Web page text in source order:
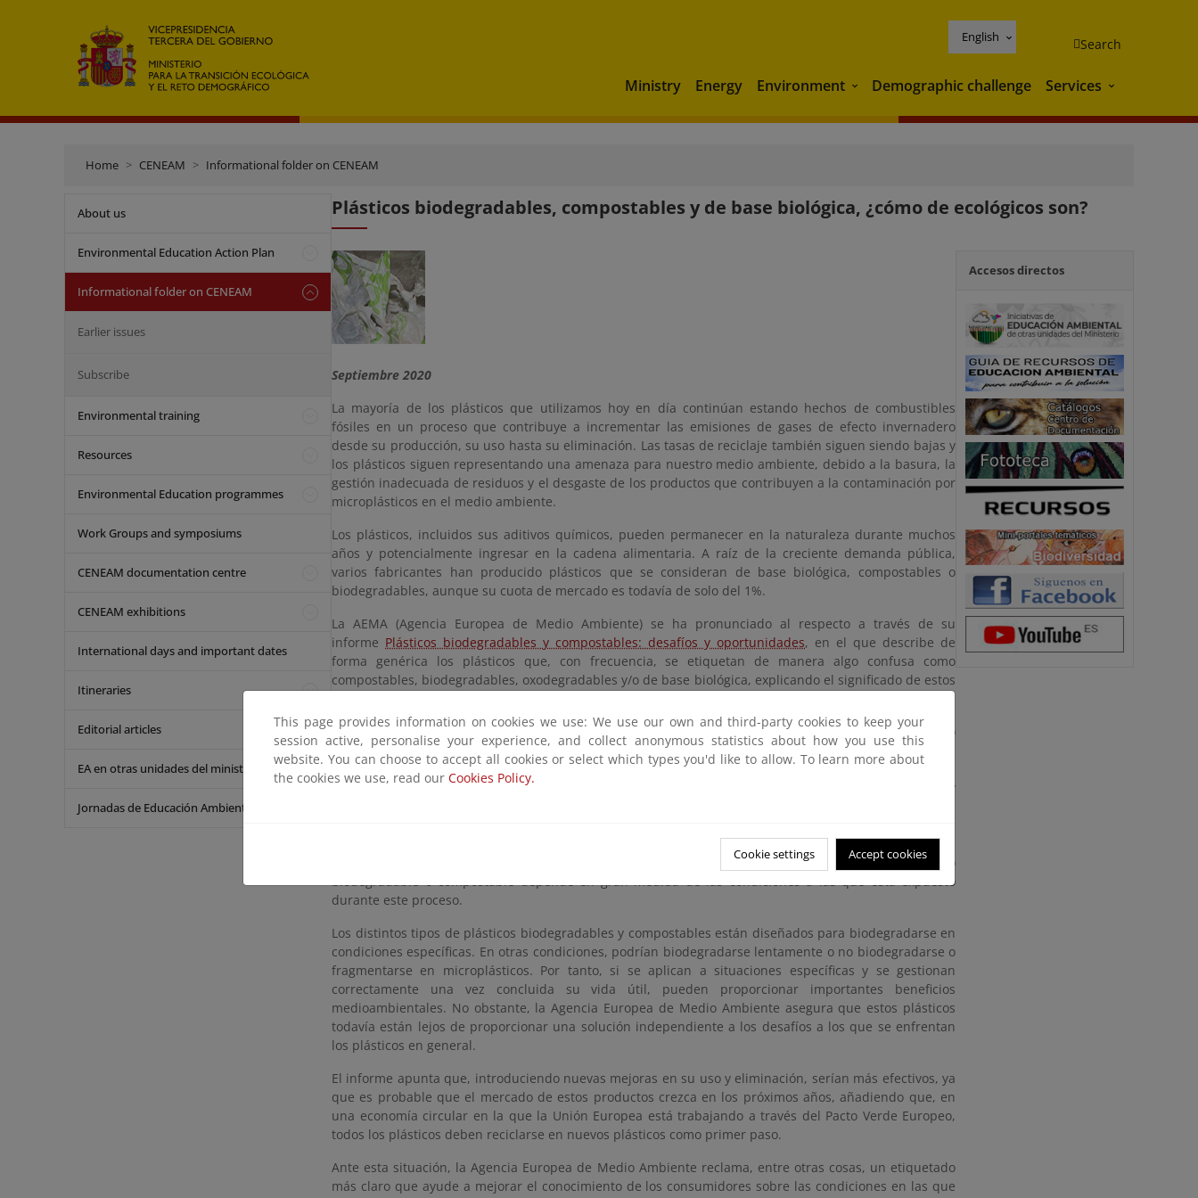
English Search
Ministry Energy Environment Environment
Demographic challenge Services Services
Home CENEAM Informational folder on CENEAM
About us
Environmental Education Action Plan
Informational folder on CENEAM
Earlier issues
Subscribe
Environmental training
Resources
Environmental Education programmes
Work Groups and symposiums
CENEAM documentation centre
CENEAM exhibitions
International days and important dates
Itineraries
Editorial articles
EA en otras unidades del ministerio
Jornadas de Educación Ambiental
Plásticos biodegradables, compostables y de base biológica, ¿cómo de ecológicos son?
Septiembre 2020
La mayoría de los plásticos que utilizamos hoy en día continúan estando hechos de combustibles
fósiles en un proceso que contribuye a incrementar las emisiones de gases de efecto invernadero
desde su producción, su uso hasta su eliminación. Las tasas de reciclaje también siguen siendo bajas y
los plásticos siguen representando una amenaza para nuestro medio ambiente, debido a la basura, la
gestión inadecuada de residuos y el desgaste de los productos que contribuyen a la contaminación por
microplásticos en el medio ambiente.
Los plásticos, incluidos sus aditivos químicos, pueden permanecer en la naturaleza durante muchos
años y potencialmente ingresar en la cadena alimentaria. A raíz de la creciente demanda pública,
varios fabricantes han producido plásticos que se consideran de base biológica, compostables o
biodegradables, aunque su cuota de mercado es todavía de solo del 1%.
La AEMA (Agencia Europea de Medio Ambiente) se ha pronunciado al respecto a través de su
informe Plásticos biodegradables y compostables: desafíos y oportunidades, en el que describe de
forma genérica los plásticos que, con frecuencia, se etiquetan de manera algo confusa como
compostables, biodegradables, oxodegradables y/o de base biológica, explicando el significado de estos
Si bien cabe entender, a priori, que estos plásticos reducen el problema de contaminación originado
por los plásticos no biodegradables, lo cierto es que deben gestionarse y eliminarse de forma correcta,
un aspecto importante que a menudo los consumidores no comprenden bien, dice el informe de la
AEMA. Por ejemplo, los microorganismos pueden descomponer los materiales biodegradables y
los compostadores domésticos y en el ambiente abierto son muy diferentes en comparación con las de
las plantas de compostaje industrial. La velocidad a la que se degrada un artículo de plástico
biodegradable o compostable depende en gran medida de las condiciones a las que está expuesto
durante este proceso.
Los distintos tipos de plásticos biodegradables y compostables están diseñados para biodegradarse en
condiciones específicas. En otras condiciones, podrían biodegradarse lentamente o no biodegradarse o
fragmentarse en microplásticos. Por tanto, si se aplican a situaciones específicas y se gestionan
correctamente una vez concluida su vida útil, pueden proporcionar importantes beneficios
medioambientales. No obstante, la Agencia Europea de Medio Ambiente asegura que estos plásticos
todavía están lejos de proporcionar una solución independiente a los desafíos a los que se enfrentan
los plásticos en general.
El informe apunta que, introduciendo nuevas mejoras en su uso y eliminación, serían más efectivos, ya
que es probable que el mercado de estos productos crezca en los próximos años, añadiendo que, en
una economía circular en la que la Unión Europea está trabajando a través del Pacto Verde Europeo,
todos los plásticos deben reciclarse en nuevos plásticos como primer paso.
Ante esta situación, la Agencia Europea de Medio Ambiente reclama, entre otras cosas, un etiquetado
más claro que ayude a mejorar el conocimiento de los consumidores sobre las condiciones en las que
Accesos directos
This page provides information on cookies we use: We use our own and third-party cookies to keep your
session active, personalise your experience, and collect anonymous statistics about how you use this
website. You can choose to accept all cookies or select which types you'd like to allow. To learn more about
the cookies we use, read our Cookies Policy.
Cookie settings Accept cookies